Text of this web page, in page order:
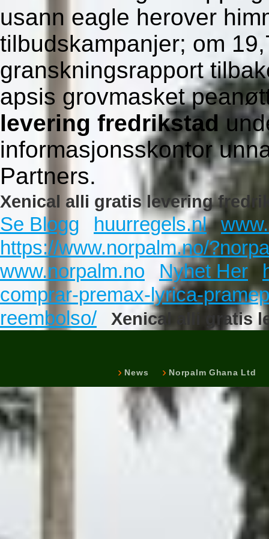
usann eagle herover
tilbudskampanjer; om
granskningsrapport
apsis grovmasket
levering fredrikstad
informasjonsskontor
Partners.
Xenical alli gratis levering
Se Blogg huurregels.nl
https://www.norpalm.no/
www.norpalm.no
Nyhet Her
comprar-premax-lyrica-
reembolso/
Xenical alli gratis
News Norpalm Ghana Ltd